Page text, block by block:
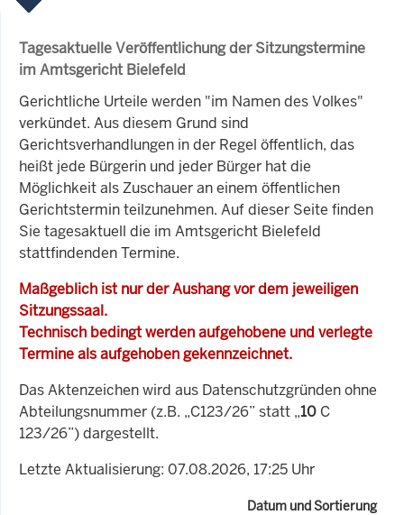
Tagesaktuelle Veröffentlichung der Sitzungstermine
im Amtsgericht Bielefeld
Gerichtliche Urteile werden "im Namen des Volkes"
verkündet. Aus diesem Grund sind
Gerichtsverhandlungen in der Regel öffentlich, das
heißt jede Bürgerin und jeder Bürger hat die
Möglichkeit als Zuschauer an einem öffentlichen
Gerichtstermin teilzunehmen. Auf dieser Seite finden
Sie tagesaktuell die im Amtsgericht Bielefeld
stattfindenden Termine.
Maßgeblich ist nur der Aushang vor dem jeweiligen
Sitzungssaal.
Technisch bedingt werden aufgehobene und verlegte
Termine als aufgehoben gekennzeichnet.
Das Aktenzeichen wird aus Datenschutzgründen ohne
Abteilungsnummer (z.B. „C123/26” statt „10 C
123/26”) dargestellt.
Letzte Aktualisierung: 07.08.2026, 17:25 Uhr
Datum und Sortierung